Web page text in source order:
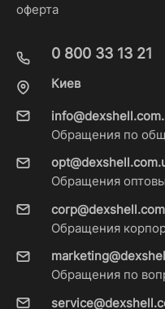
оферта
0 800 33 13 21
Киев
Обращения по
Обращения
Обращения
Обращения по